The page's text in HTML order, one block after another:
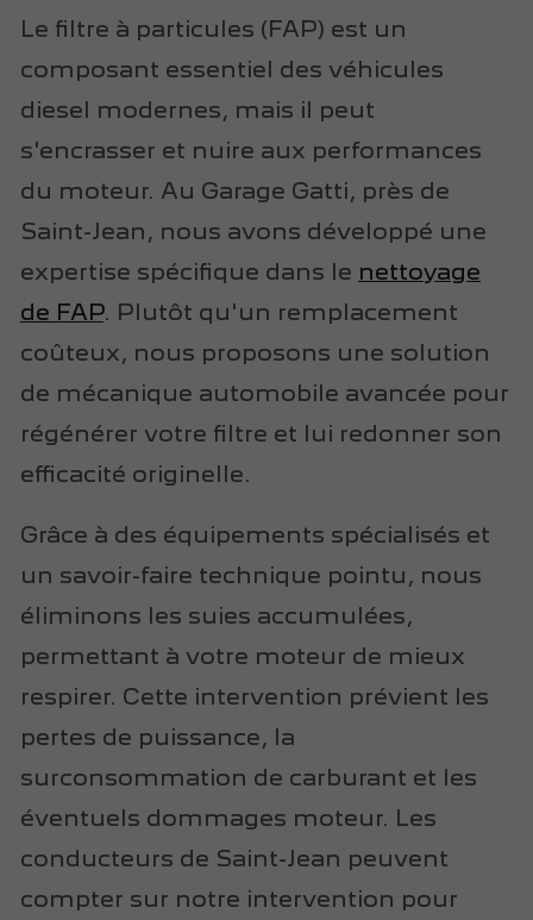
Le filtre à particules (FAP) est un
composant essentiel des véhicules
diesel modernes, mais il peut
s'encrasser et nuire aux performances
du moteur. Au Garage Gatti, près de
Saint-Jean, nous avons développé une
expertise spécifique dans le nettoyage
de FAP. Plutôt qu'un remplacement
coûteux, nous proposons une solution
de mécanique automobile avancée pour
régénérer votre filtre et lui redonner son
efficacité originelle.
Grâce à des équipements spécialisés et
un savoir-faire technique pointu, nous
éliminons les suies accumulées,
permettant à votre moteur de mieux
respirer. Cette intervention prévient les
pertes de puissance, la
surconsommation de carburant et les
éventuels dommages moteur. Les
conducteurs de Saint-Jean peuvent
compter sur notre intervention pour